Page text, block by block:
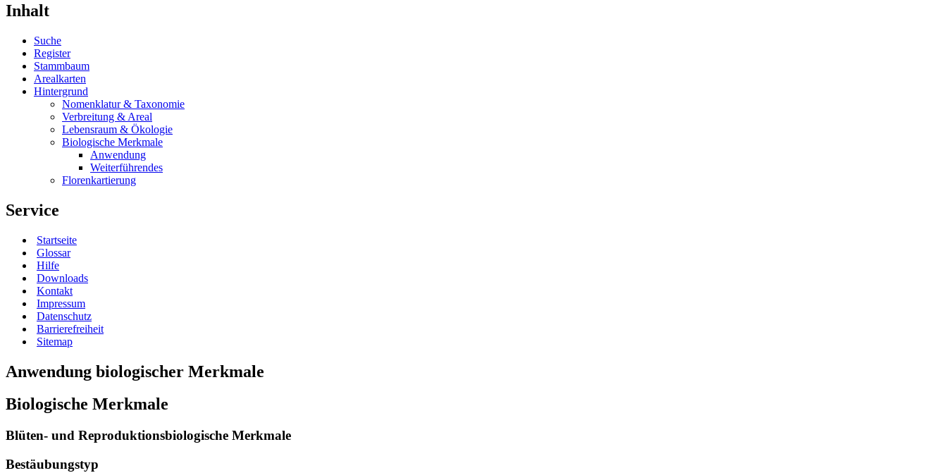
Inhalt
Suche
Register
Stammbaum
Arealkarten
Hintergrund
Nomenklatur & Taxonomie
Verbreitung & Areal
Lebensraum & Ökologie
Biologische Merkmale
Anwendung
Weiterführendes
Florenkartierung
Service
Startseite
Glossar
Hilfe
Downloads
Kontakt
Impressum
Datenschutz
Barrierefreiheit
Sitemap
Anwendung biologischer Merkmale
Biologische Merkmale
Blüten- und Reproduktionsbiologische Merkmale
Bestäubungstyp